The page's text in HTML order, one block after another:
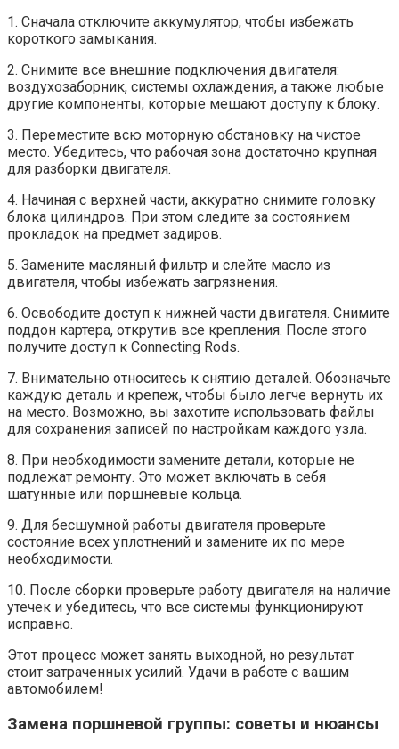
1. Сначала отключите аккумулятор, чтобы избежать
короткого замыкания.
2. Снимите все внешние подключения двигателя:
воздухозаборник, системы охлаждения, а также любые
другие компоненты, которые мешают доступу к блоку.
3. Переместите всю моторную обстановку на чистое
место. Убедитесь, что рабочая зона достаточно крупная
для разборки двигателя.
4. Начиная с верхней части, аккуратно снимите головку
блока цилиндров. При этом следите за состоянием
прокладок на предмет задиров.
5. Замените масляный фильтр и слейте масло из
двигателя, чтобы избежать загрязнения.
6. Освободите доступ к нижней части двигателя. Снимите
поддон картера, открутив все крепления. После этого
получите доступ к Connecting Rods.
7. Внимательно относитесь к снятию деталей. Обозначьте
каждую деталь и крепеж, чтобы было легче вернуть их
на место. Возможно, вы захотите использовать файлы
для сохранения записей по настройкам каждого узла.
8. При необходимости замените детали, которые не
подлежат ремонту. Это может включать в себя
шатунные или поршневые кольца.
9. Для бесшумной работы двигателя проверьте
состояние всех уплотнений и замените их по мере
необходимости.
10. После сборки проверьте работу двигателя на наличие
утечек и убедитесь, что все системы функционируют
исправно.
Этот процесс может занять выходной, но результат
стоит затраченных усилий. Удачи в работе с вашим
автомобилем!
Замена поршневой группы: советы и нюансы